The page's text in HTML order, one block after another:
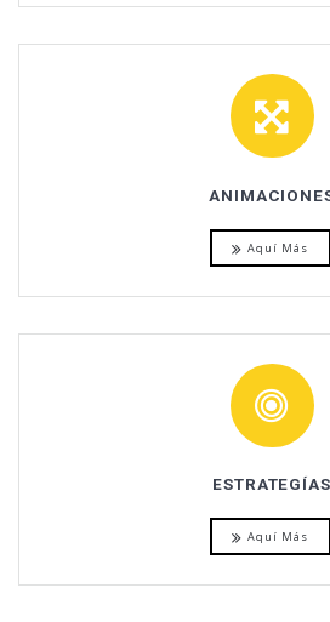
Aquí Más
ESTRATEGÍAS
Aquí Más